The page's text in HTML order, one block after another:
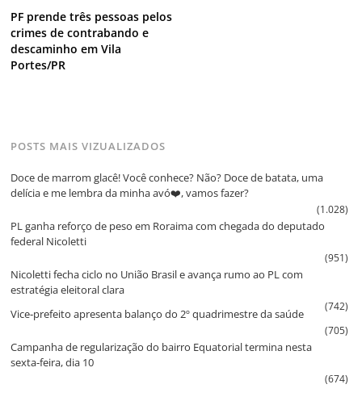
PF prende três pessoas pelos
crimes de contrabando e
descaminho em Vila
Portes/PR
POSTS MAIS VIZUALIZADOS
Doce de marrom glacê! Você conhece? Não? Doce de batata, uma
delícia e me lembra da minha avó❤️, vamos fazer?
(1.028)
PL ganha reforço de peso em Roraima com chegada do deputado
federal Nicoletti
(951)
Nicoletti fecha ciclo no União Brasil e avança rumo ao PL com
estratégia eleitoral clara
(742)
Vice‑prefeito apresenta balanço do 2º quadrimestre da saúde
(705)
Campanha de regularização do bairro Equatorial termina nesta
sexta‑feira, dia 10
(674)